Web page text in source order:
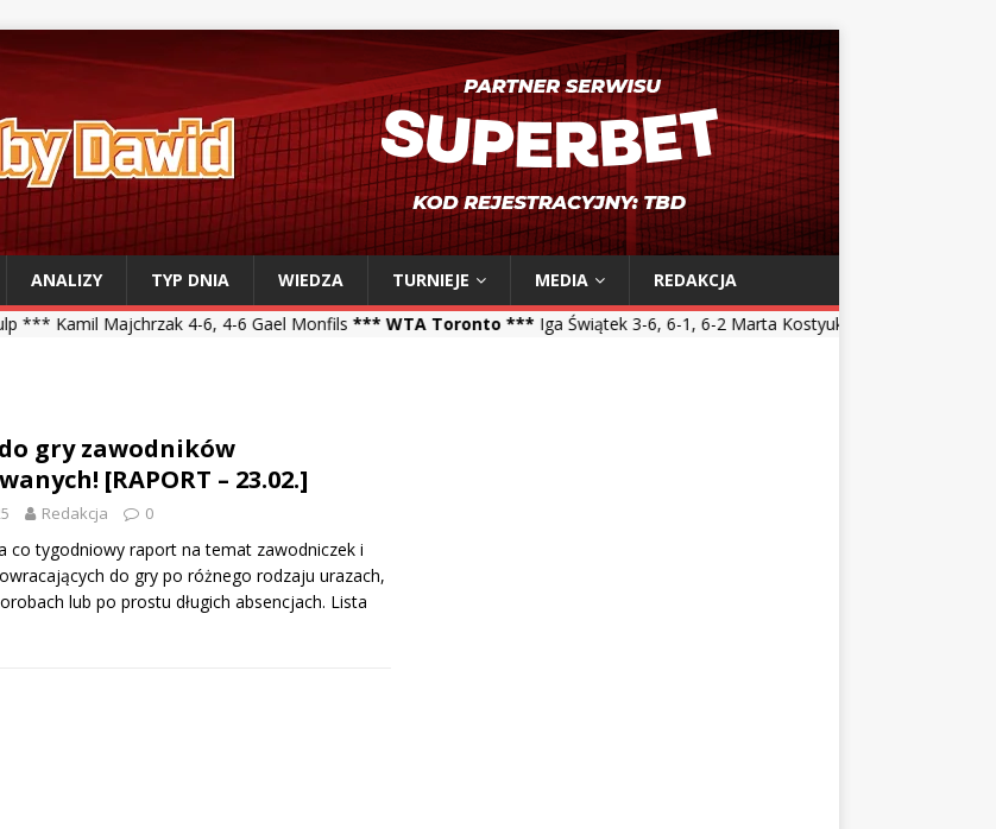
ANALIZY TYP DNIA WIEDZA TURNIEJE MEDIA
REDAKCJA
4-6, 4-6 Gael Monfils*** WTA Toronto ***Iga Świątek 3-6, 6-1, 6-2 Marta Kostyuk *** Maja Chwalińska 5-7, 1-6
gry zawodników
[RAPORT – 23.02.]
Redakcja 0
co tygodniowy raport na temat zawodniczek i
do gry po różnego rodzaju urazach,
lub po prostu długich absencjach. Lista